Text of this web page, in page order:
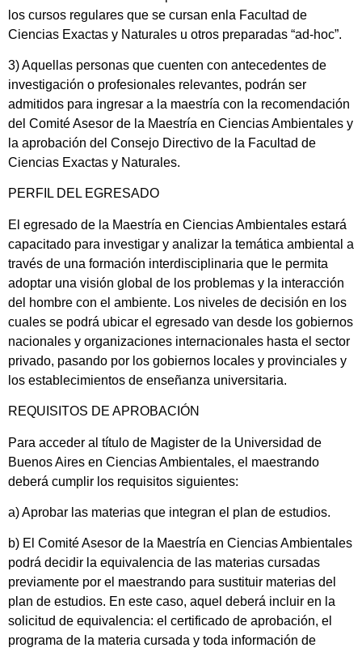
los cursos regulares que se cursan enla Facultad de
Ciencias Exactas y Naturales u otros preparadas “ad-hoc”.
3) Aquellas personas que cuenten con antecedentes de
investigación o profesionales relevantes, podrán ser
admitidos para ingresar a la maestría con la recomendación
del Comité Asesor de la Maestría en Ciencias Ambientales y
la aprobación del Consejo Directivo de la Facultad de
Ciencias Exactas y Naturales.
PERFIL DEL EGRESADO
El egresado de la Maestría en Ciencias Ambientales estará
capacitado para investigar y analizar la temática ambiental a
través de una formación interdisciplinaria que le permita
adoptar una visión global de los problemas y la interacción
del hombre con el ambiente. Los niveles de decisión en los
cuales se podrá ubicar el egresado van desde los gobiernos
nacionales y organizaciones internacionales hasta el sector
privado, pasando por los gobiernos locales y provinciales y
los establecimientos de enseñanza universitaria.
REQUISITOS DE APROBACIÓN
Para acceder al título de Magister de la Universidad de
Buenos Aires en Ciencias Ambientales, el maestrando
deberá cumplir los requisitos siguientes:
a) Aprobar las materias que integran el plan de estudios.
b) El Comité Asesor de la Maestría en Ciencias Ambientales
podrá decidir la equivalencia de las materias cursadas
previamente por el maestrando para sustituir materias del
plan de estudios. En este caso, aquel deberá incluir en la
solicitud de equivalencia: el certificado de aprobación, el
programa de la materia cursada y toda información de